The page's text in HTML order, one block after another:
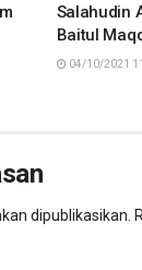
Salahudin
Baitul
04/10/2021
dipublikasikan.